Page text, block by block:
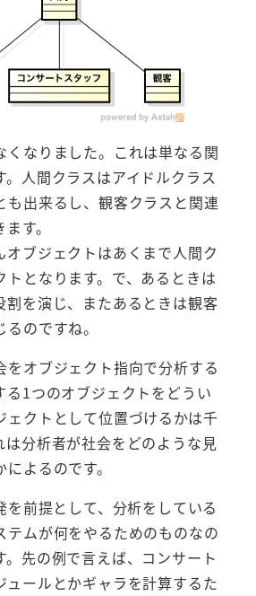
くなりました。これは単なる関
。人間クラスはアイドルクラス
も出来るし、観客クラスと関連
す。
オブジェクトはあくまで人間ク
トとなります。で、あるときは
割を演じ、またあるときは観客
のですね。
をオブジェクト指向で分析する
る1つのオブジェクトをどうい
ェクトとして位置づけるかは千
は分析者が社会をどのような見
よるのです。
を前提として、分析をしている
テムが何をやるためのものなの
。先の例で言えば、コンサート
ュールとかギャラを計算するた